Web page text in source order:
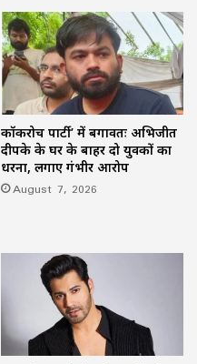
कॉकरोच पार्टी’ में बगावतः अभिजीत
दीपके के घर के बाहर दो युवकों का
धरना, लगाए गंभीर आरोप
August 7, 2026